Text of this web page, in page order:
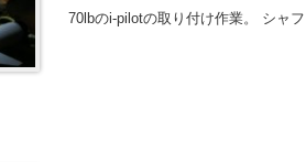
70lbのi-pilotの取り付け作業。 シャ